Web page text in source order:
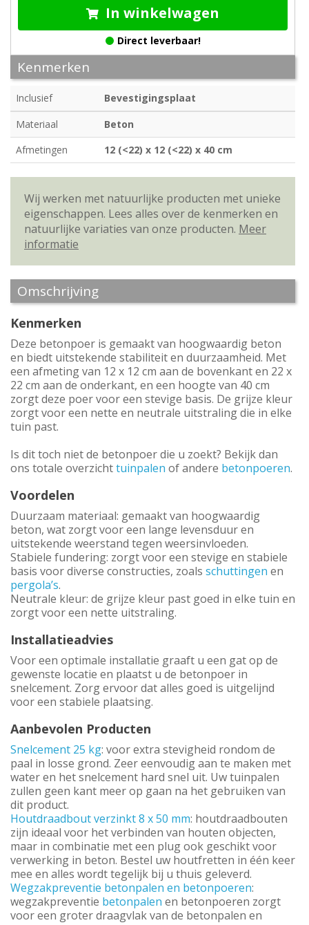
In winkelwagen
Direct leverbaar!
Kenmerken
Inclusief
Bevestigingsplaat
Materiaal
Beton
Afmetingen
12 (<22) x 12 (<22) x 40 cm
Wij werken met natuurlijke producten met unieke
eigenschappen. Lees alles over de kenmerken en
natuurlijke variaties van onze producten. Meer
informatie
Omschrijving
Kenmerken
Deze betonpoer is gemaakt van hoogwaardig beton
en biedt uitstekende stabiliteit en duurzaamheid. Met
een afmeting van 12 x 12 cm aan de bovenkant en 22 x
22 cm aan de onderkant, en een hoogte van 40 cm
zorgt deze poer voor een stevige basis. De grijze kleur
zorgt voor een nette en neutrale uitstraling die in elke
tuin past.
Is dit toch niet de betonpoer die u zoekt? Bekijk dan
ons totale overzichttuinpalen of andere betonpoeren.
Voordelen
Duurzaam materiaal: gemaakt van hoogwaardig
beton, wat zorgt voor een lange levensduur en
uitstekende weerstand tegen weersinvloeden.
Stabiele fundering: zorgt voor een stevige en stabiele
basis voor diverse constructies, zoals schuttingen en
pergola’s.
Neutrale kleur: de grijze kleur past goed in elke tuin en
zorgt voor een nette uitstraling.
Installatieadvies
Voor een optimale installatie graaft u een gat op de
gewenste locatie en plaatst u de betonpoer in
snelcement. Zorg ervoor dat alles goed is uitgelijnd
voor een stabiele plaatsing.
Aanbevolen Producten
Snelcement 25 kg: voor extra stevigheid rondom de
paal in losse grond. Zeer eenvoudig aan te maken met
water en het snelcement hard snel uit. Uw tuinpalen
zullen geen kant meer op gaan na het gebruiken van
dit product.
Houtdraadbout verzinkt 8 x 50 mm: houtdraadbouten
zijn ideaal voor het verbinden van houten objecten,
maar in combinatie met een plug ook geschikt voor
verwerking in beton. Bestel uw houtfretten in één keer
mee en alles wordt tegelijk bij u thuis geleverd.
Wegzakpreventie betonpalen en betonpoeren:
wegzakpreventie betonpalen en betonpoeren zorgt
voor een groter draagvlak van de betonpalen en